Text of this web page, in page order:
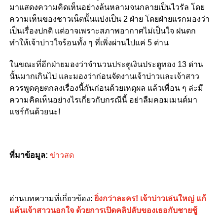
มาแสดงความคิดเห็นอย่างล้นหลามจนกลายเป็นไวรัล โดย
ความเห็นของชาวเน็ตนั้นแบ่งเป็น 2 ฝ่าย โดยฝ่ายแรกมองว่า
เป็นเรื่องปกติ แต่อาจเพราะสภาพอากาศไม่เป็นใจ ฝนตก
ทำให้เจ้าบ่าวใจร้อนทั้ง ๆ ที่เพิ่งผ่านไปแค่ 5 ด่าน
ในขณะที่อีกฝ่ายมองว่าจำนวนประตูเงินประตูทอง 13 ด่าน
นั้นมากเกินไป และมองว่าก่อนจัดงานเจ้าบ่าวและเจ้าสาว
ควรพูดคุยตกลงเรื่องนี้กันก่อนด้วยเหตุผล แล้วเพื่อน ๆ ล่ะมี
ความคิดเห็นอย่างไรเกี่ยวกับกรณีนี้ อย่าลืมคอมเมนต์มา
แชร์กันด้วยนะ!
ที่มาข้อมูล: ข่าวสด
อ่านบทความที่เกี่ยวข้อง: ยิ่งกว่าละคร! เจ้าบ่าวเล่นใหญ่ แก้
แค้นเจ้าสาวนอกใจ ด้วยการเปิดคลิปลับของเธอกับชายชู้